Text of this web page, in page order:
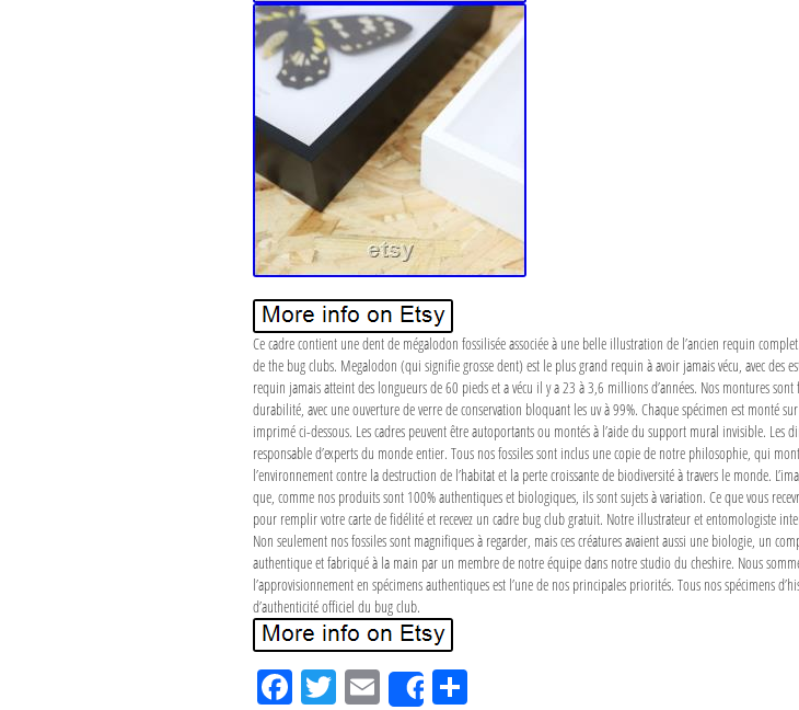
Ce cadre contient une dent de mégalodon fossilisée associée à une belle illustration de l’ancien requin
de the bug clubs. Megalodon (qui signifie grosse dent) est le plus grand requin à avoir jamais vécu, avec
requin jamais atteint des longueurs de 60 pieds et a vécu il y a 23 à 3,6 millions d’années. Nos montures
durabilité, avec une ouverture de verre de conservation bloquant les uv à 99%. Chaque spécimen est monté
imprimé ci-dessous. Les cadres peuvent être autoportants ou montés à l’aide du support mural invisible.
responsable d’experts du monde entier. Tous nos fossiles sont inclus une copie de notre philosophie, qui
l’environnement contre la destruction de l’habitat et la perte croissante de biodiversité à travers le monde.
que, comme nos produits sont 100% authentiques et biologiques, ils sont sujets à variation. Ce que vous
pour remplir votre carte de fidélité et recevez un cadre bug club gratuit. Notre illustrateur et entomologiste
Non seulement nos fossiles sont magnifiques à regarder, mais ces créatures avaient aussi une biologie, un
authentique et fabriqué à la main par un membre de notre équipe dans notre studio du cheshire. Nous
l’approvisionnement en spécimens authentiques est l’une de nos principales priorités. Tous nos spécimens
d’authenticité officiel du bug club.
Fa Tw Em Share
Pa